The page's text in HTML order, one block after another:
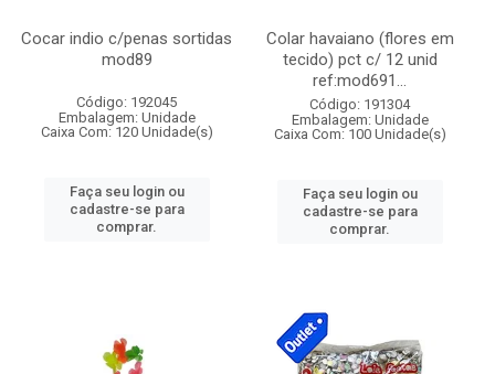
Cocar indio c/penas sortidas
mod89
Código: 192045
Embalagem: Unidade
Caixa Com: 120 Unidade(s)
Faça seu login ou
cadastre-se para
comprar.
Colar havaiano (flores em
tecido) pct c/ 12 unid
ref:mod691...
Código: 191304
Embalagem: Unidade
Caixa Com: 100 Unidade(s)
Faça seu login ou
cadastre-se para
comprar.